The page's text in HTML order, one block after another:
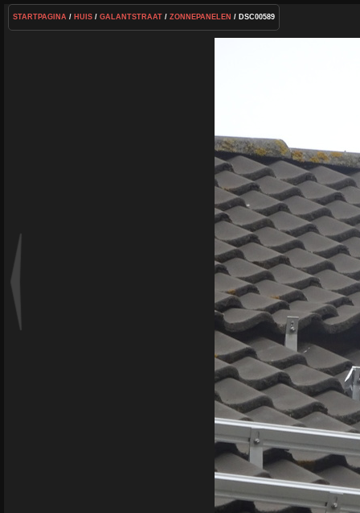
STARTPAGINA / HUIS/ GALANTSTRAAT/ ZONNEPANELEN / DSC00589